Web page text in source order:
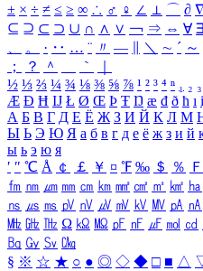
± × ÷ ≠ ≤ ≥ ∞ ∴ ♂ ♀ ∠ ⊥ ⌒ ∂ ∇
⊆ ⊇ ⊂ ⊃ ∪ ∩ ∧ ∨ ￢ ⇒ ⇔ ∀ ∃
、
。 · ‥ … ¨ 〃 ― ＼ ∼ ´ ～
；
？ ＾ ｀
½ ⅓ ⅔ ¼ ¾ ⅛ ⅜ ⅝ ⅞ ¹ ² ³ ⁴ ⁿ ₁ ₂ ₃
Æ Ð Ħ Ĳ Ł Ø Œ Þ Ŧ Ŋ æ đ ð ħ ı
А Б В Г Д Е Ё Ж З И Й К Л М
Ы Ь Э Ю Я а б в г д е ё ж з и й
ы ь э ю я
′ ″ ℃ Å ￠ ￡ ￥ ¤ ℉ ‰ ＄ ％ Ｆ
㎙ ㎚ ㎛ ㎜ ㎝ ㎞ ㎟ ㎠ ㎡ ㎢ ㏊
㎱ ㎲ ㎳ ㎴ ㎵ ㎶ ㎷ ㎸ ㎹ ㎀ ㎁
㎒ ㎓ ㎔ Ω ㏀ ㏁ ㎊ ㎋ ㎌ ㏖ ㏅
㏃ ㏉ ㏜ ㏆
§ ※ ☆ ★ ○ ● ◎ ◇ ◆ □ ■ △